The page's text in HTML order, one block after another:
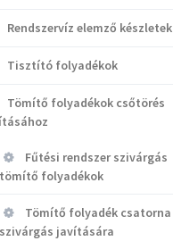
Rendszervíz elemző készletek
Tisztító folyadékok
Tömítő folyadékok csőtörés
Fűtési rendszer szivárgás
tömítő folyadékok
Tömítő folyadék csatorna
szivárgás javítására